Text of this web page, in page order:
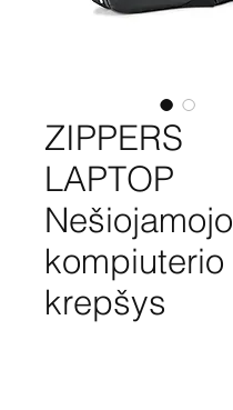
ZIPPERS
LAPTOP
Nešiojamojo
kompiuterio
krepšys